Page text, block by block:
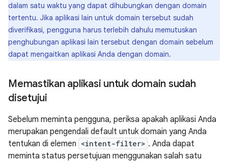
dalam satu waktu yang dapat dihubungkan dengan domain
tertentu. Jika aplikasi lain untuk domain tersebut sudah
diverifikasi, pengguna harus terlebih dahulu memutuskan
penghubungan aplikasi lain tersebut dengan domain sebelum
dapat mengaitkan aplikasi Anda dengan domain.
Memastikan aplikasi untuk domain sudah
disetujui
Sebelum meminta pengguna, periksa apakah aplikasi Anda
merupakan pengendali default untuk domain yang Anda
tentukan di elemen <intent-filter> . Anda dapat
meminta status persetujuan menggunakan salah satu